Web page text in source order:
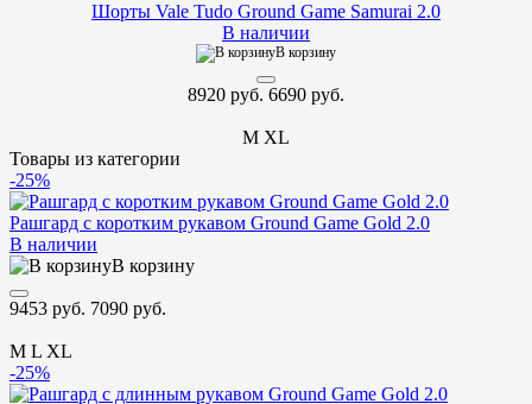
Шорты Vale Tudo Ground Game Samurai 2.0
В наличии
В корзину
8920 руб. 6690 руб.
M XL
Товары из категории
-25%
Рашгард с коротким рукавом Ground Game Gold 2.0
В наличии
В корзину
9453 руб. 7090 руб.
M L XL
-25%